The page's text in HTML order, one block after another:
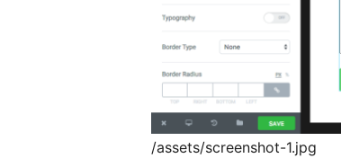
/assets/screenshot-1.jpg